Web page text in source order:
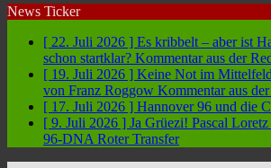
News Ticker
[ 22. Juli 2026 ] Es kribbelt – aber ist
schon startklar? Kommentar aus der
[ 19. Juli 2026 ] Keine Not im
von Franz Roggow Kommentar aus
[ 17. Juli 2026 ] Hannover 96 und die
[ 9. Juli 2026 ] Ja Grüezi! Pascal
96-DNA Roter Transfer